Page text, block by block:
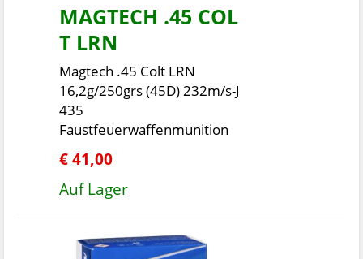
MAGTECH .45 COL
T LRN
Magtech .45 Colt LRN
16,2g/250grs (45D) 232m/s-J
435
Faustfeuerwaffenmunition
€ 41,00
Auf Lager